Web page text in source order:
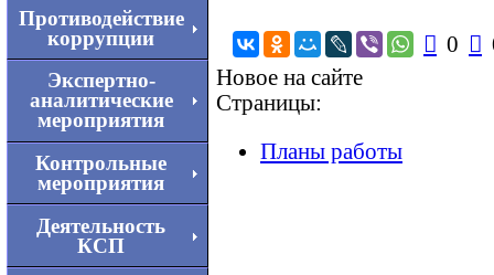
Противодействие
коррупции
Экспертно-
аналитические
мероприятия
Контрольные
мероприятия
Деятельность
КСП
 0 
Новое на сайте
Страницы:
Планы работы